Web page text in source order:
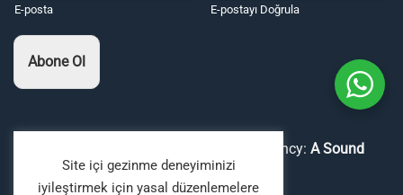
E-posta E-postayı Doğrula
Abone Ol
Digital Agency: A Sound
Site içi gezinme deneyiminizi
iyileştirmek için yasal düzenlemelere